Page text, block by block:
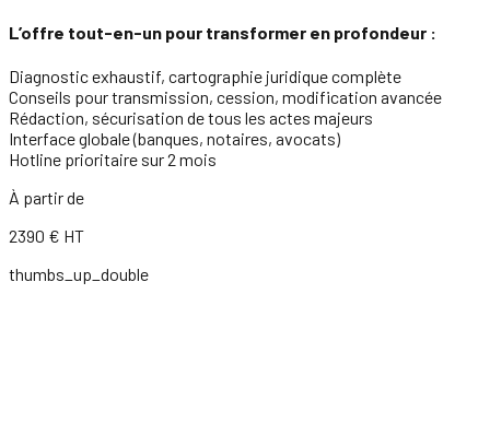
L’offre tout-en-un pour transformer en profondeur :
Diagnostic exhaustif, cartographie juridique complète
Conseils pour transmission, cession, modification avancée
Rédaction, sécurisation de tous les actes majeurs
Interface globale (banques, notaires, avocats)
Hotline prioritaire sur 2 mois
À partir de
2390 € HT
thumbs_up_double